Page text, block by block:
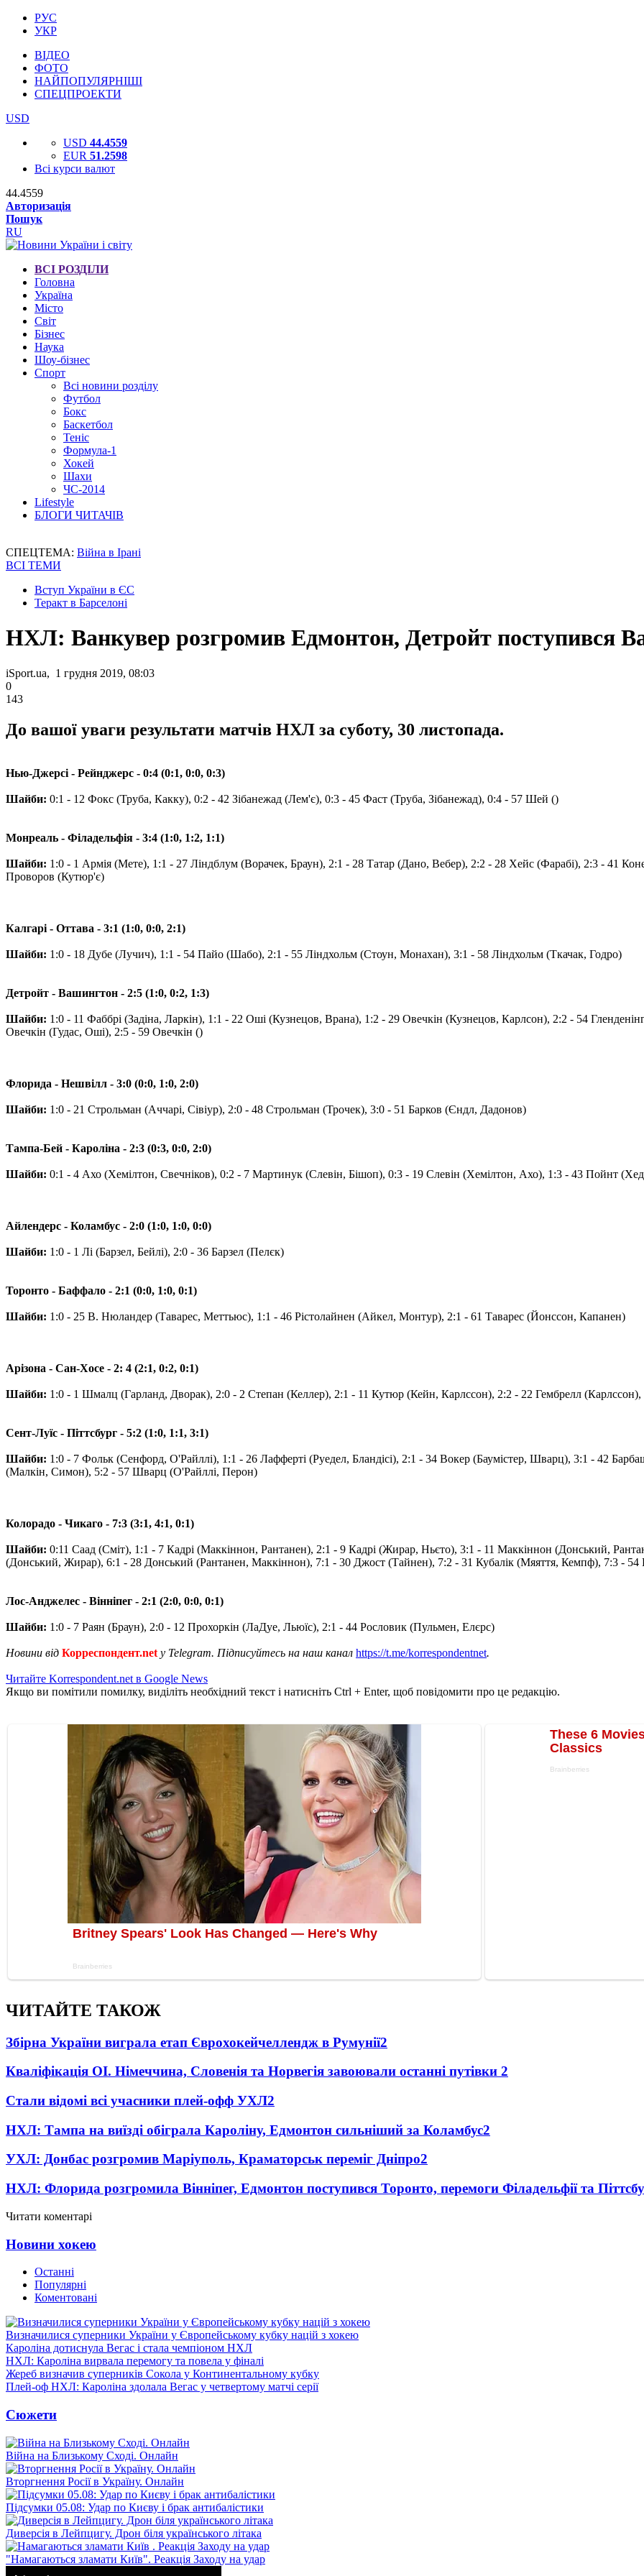
РУС
УКР
ВІДЕО
ФОТО
НАЙПОПУЛЯРНІШІ
СПЕЦПРОЕКТИ
USD
USD 44.4559
EUR 51.2598
Всі курси валют
44.4559
Авторизація
Пошук
RU
ВСІ РОЗДІЛИ
Головна
Україна
Місто
Світ
Бізнес
Наука
Шоу-бізнес
Спорт
Всі новини розділу
Футбол
Бокс
Баскетбол
Теніс
Формула-1
Хокей
Шахи
ЧС-2014
Lifestyle
БЛОГИ ЧИТАЧІВ
СПЕЦТЕМА: Війна в Ірані
ВСІ ТЕМИ
Вступ України в ЄС
Теракт в Барселоні
НХЛ: Ванкувер розгромив Едмонтон, Детройт поступився
iSport.ua, 1 грудня 2019, 08:03
0
143
До вашої уваги результати матчів НХЛ за суботу, 30 листопада.
Нью-Джерсі - Рейнджерс - 0:4 (0:1, 0:0, 0:3)
Шайби: 0:1 - 12 Фокс (Труба, Какку), 0:2 - 42 Зібанежад (Лем'є), 0:3 - 45 Фаст (Труба, Зібанежад), 0:4 - 57 Шей ()
Монреаль - Філадельфія - 3:4 (1:0, 1:2, 1:1)
Шайби: 1:0 - 1 Армія (Мете), 1:1 - 27 Ліндблум (Ворачек, Браун), 2:1 - 28 Татар (Дано, Вебер), 2:2 - 28 Хейс (Фарабі), 2:3 - 41
Проворов (Кутюр'є)
Калгарі - Оттава - 3:1 (1:0, 0:0, 2:1)
Шайби: 1:0 - 18 Дубе (Лучич), 1:1 - 54 Пайо (Шабо), 2:1 - 55 Ліндхольм (Стоун, Монахан), 3:1 - 58 Ліндхольм (Ткачак, Годро)
Детройт - Вашингтон - 2:5 (1:0, 0:2, 1:3)
Шайби: 1:0 - 11 Фаббрі (Задіна, Ларкін), 1:1 - 22 Оші (Кузнецов, Врана), 1:2 - 29 Овечкін (Кузнецов, Карлсон), 2:2 - 54
Овечкін (Гудас, Оші), 2:5 - 59 Овечкін ()
Флорида - Нешвілл - 3:0 (0:0, 1:0, 2:0)
Шайби: 1:0 - 21 Строльман (Аччарі, Сівіур), 2:0 - 48 Строльман (Трочек), 3:0 - 51 Барков (Єндл, Дадонов)
Тампа-Бей - Кароліна - 2:3 (0:3, 0:0, 2:0)
Шайби: 0:1 - 4 Ахо (Хемілтон, Свечніков), 0:2 - 7 Мартинук (Слевін, Бішоп), 0:3 - 19 Слевін (Хемілтон, Ахо), 1:3 - 43 Пойнт
Айлендерс - Коламбус - 2:0 (1:0, 1:0, 0:0)
Шайби: 1:0 - 1 Лі (Барзел, Бейлі), 2:0 - 36 Барзел (Пелєк)
Торонто - Баффало - 2:1 (0:0, 1:0, 0:1)
Шайби: 1:0 - 25 В. Нюландер (Таварес, Меттьюс), 1:1 - 46 Рістолайнен (Айкел, Монтур), 2:1 - 61 Таварес (Йонссон, Капанен)
Арізона - Сан-Хосе - 2: 4 (2:1, 0:2, 0:1)
Шайби: 1:0 - 1 Шмалц (Гарланд, Дворак), 2:0 - 2 Степан (Келлер), 2:1 - 11 Кутюр (Кейн, Карлссон), 2:2 - 22 Гембрелл
Сент-Луїс - Піттсбург - 5:2 (1:0, 1:1, 3:1)
Шайби: 1:0 - 7 Фольк (Сенфорд, О'Райллі), 1:1 - 26 Лафферті (Руедел, Бландісі), 2:1 - 34 Вокер (Баумістер, Шварц), 3:1 - 42
(Малкін, Симон), 5:2 - 57 Шварц (О'Райллі, Перон)
Колорадо - Чикаго - 7:3 (3:1, 4:1, 0:1)
Шайби: 0:11 Саад (Сміт), 1:1 - 7 Кадрі (Маккіннон, Рантанен), 2:1 - 9 Кадрі (Жирар, Ньєто), 3:1 - 11 Маккіннон (Донський,
(Донський, Жирар), 6:1 - 28 Донський (Рантанен, Маккіннон), 7:1 - 30 Джост (Тайнен), 7:2 - 31 Кубалік (Мяяття, Кемпф), 7:3 - 54
Лос-Анджелес - Вінніпег - 2:1 (2:0, 0:0, 0:1)
Шайби: 1:0 - 7 Раян (Браун), 2:0 - 12 Прохоркін (ЛаДуе, Льюїс), 2:1 - 44 Рословик (Пульмен, Елєрс)
Новини від Корреспондент.net у Telegram. Підписуйтесь на наш канал https://t.me/korrespondentnet.
Читайте Korrespondent.net в Google News
Якщо ви помітили помилку, виділіть необхідний текст і натисніть Ctrl + Enter, щоб повідомити про це редакцію.
ЧИТАЙТЕ ТАКОЖ
Збірна України виграла етап Єврохокейчеллендж в Румунії2
Кваліфікація ОІ. Німеччина, Словенія та Норвегія завоювали останні путівки 2
Стали відомі всі учасники плей-офф УХЛ2
НХЛ: Тампа на виїзді обіграла Кароліну, Едмонтон сильніший за Коламбус2
УХЛ: Донбас розгромив Маріуполь, Краматорськ переміг Дніпро2
НХЛ: Флорида розгромила Вінніпег, Едмонтон поступився Торонто, перемоги Філадельфії та
Читати коментарі
Новини хокею
Останні
Популярні
Коментовані
Визначилися суперники України у Європейському кубку націй з хокею
Кароліна дотиснула Вегас і стала чемпіоном НХЛ
НХЛ: Кароліна вирвала перемогу та повела у фіналі
Жереб визначив суперників Сокола у Континентальному кубку
Плей-оф НХЛ: Кароліна здолала Вегас у четвертому матчі серії
Сюжети
Війна на Близькому Сході. Онлайн
Вторгнення Росії в Україну. Онлайн
Підсумки 05.08: Удар по Києву і брак антибалістики
Диверсія в Лейпцигу. Дрон біля українського літака
"Намагаються зламати Київ". Реакція Заходу на удар